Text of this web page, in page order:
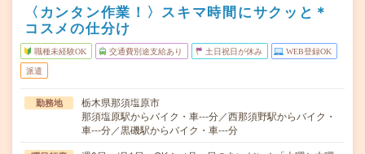
〈カンタン作業！〉スキマ時間にサクッと＊
コスメの仕分け
職種未経験OK 交通費別途支給あり 土日祝日が休み WEB登録OK
派遣
勤務地
栃木県那須塩原市
那須塩原駅からバイク・車---分／西那須野駅からバイク・
車---分／黒磯駅からバイク・車---分